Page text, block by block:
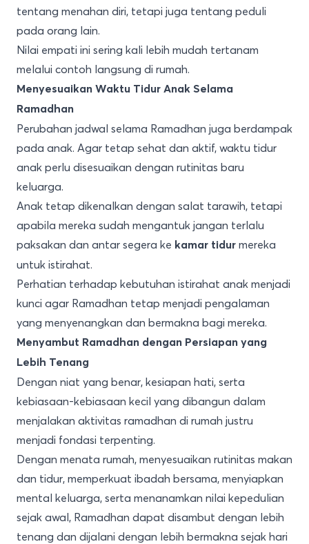
tentang menahan diri, tetapi juga tentang peduli
pada orang lain.
Nilai empati ini sering kali lebih mudah tertanam
melalui contoh langsung di rumah.
Menyesuaikan Waktu Tidur Anak Selama
Ramadhan
Perubahan jadwal selama Ramadhan juga berdampak
pada anak. Agar tetap sehat dan aktif, waktu tidur
anak perlu disesuaikan dengan rutinitas baru
keluarga.
Anak tetap dikenalkan dengan salat tarawih, tetapi
apabila mereka sudah mengantuk jangan terlalu
paksakan dan antar segera ke kamar tidur mereka
untuk istirahat.
Perhatian terhadap kebutuhan istirahat anak menjadi
kunci agar Ramadhan tetap menjadi pengalaman
yang menyenangkan dan bermakna bagi mereka.
Menyambut Ramadhan dengan Persiapan yang
Lebih Tenang
Dengan niat yang benar, kesiapan hati, serta
kebiasaan-kebiasaan kecil yang dibangun dalam
menjalakan aktivitas ramadhan di rumah justru
menjadi fondasi terpenting.
Dengan menata rumah, menyesuaikan rutinitas makan
dan tidur, memperkuat ibadah bersama, menyiapkan
mental keluarga, serta menanamkan nilai kepedulian
sejak awal, Ramadhan dapat disambut dengan lebih
tenang dan dijalani dengan lebih bermakna sejak hari